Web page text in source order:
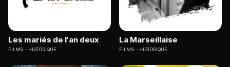
Les mariés de l'an deux
FILMS HISTORIQUE
La Marseillaise
FILMS HISTORIQUE